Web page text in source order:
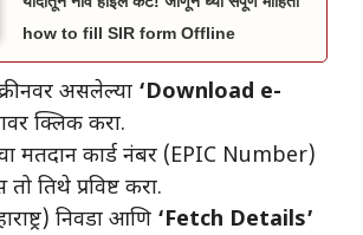
how to fill SIR form Offline
असलेल्या ‘Download e-
क्लिक करा.
मतदान कार्ड नंबर (EPIC Number)
तिथे प्रविष्ट करा.
निवडा आणि ‘Fetch Details’